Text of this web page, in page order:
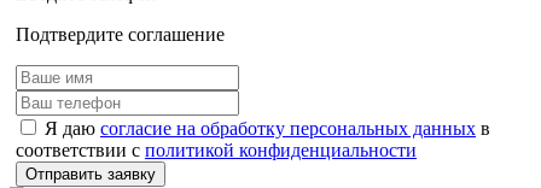
Подтвердите соглашение
Я даю согласие на обработку персональных данных в
соответствии с политикой конфиденциальности
Отправить заявку